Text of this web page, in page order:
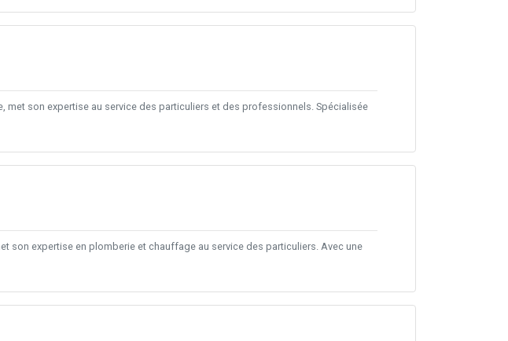
met son expertise au service des particuliers et des professionnels. Spécialisée
son expertise en plomberie et chauffage au service des particuliers. Avec une